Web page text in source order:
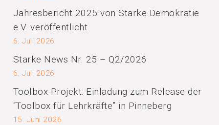
Jahresbericht 2025 von Starke Demokratie
e.V. veröffentlicht
6. Juli 2026
Starke News Nr. 25 – Q2/2026
6. Juli 2026
Toolbox-Projekt: Einladung zum Release der
“Toolbox für Lehrkräfte” in Pinneberg
15. Juni 2026